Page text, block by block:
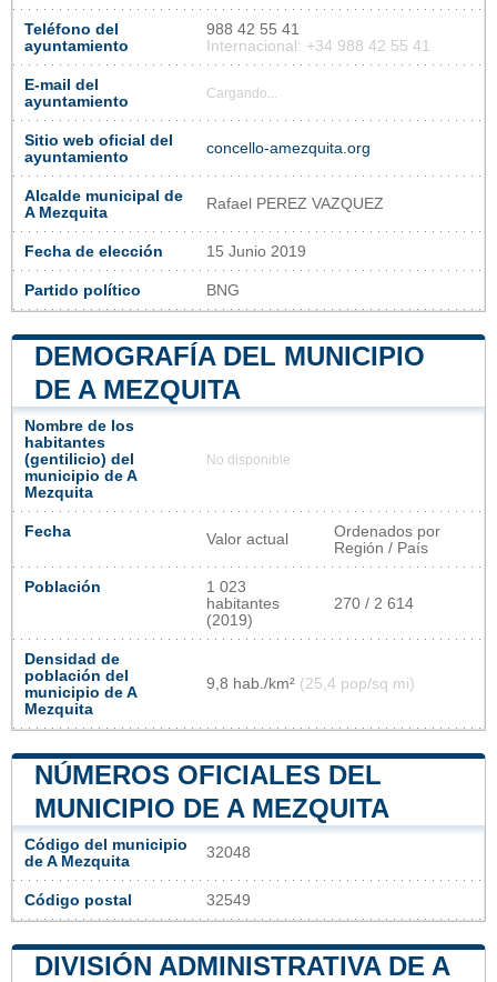
Teléfono del
ayuntamiento
988 42 55 41
Internacional: +34 988 42 55 41
E-mail del
ayuntamiento
Cargando...
Sitio web oficial del
ayuntamiento
concello-amezquita.org
Alcalde municipal de
A Mezquita
Rafael PEREZ VAZQUEZ
Fecha de elección 15 Junio 2019
Partido político BNG
DEMOGRAFÍA DEL MUNICIPIO
DE A MEZQUITA
Nombre de los
habitantes
(gentilicio) del
municipio de A
Mezquita
No disponible
Fecha Valor actual
Ordenados por
Región / País
Población
1 023
habitantes
(2019)
270 / 2 614
Densidad de
población del
municipio de A
Mezquita
9,8 hab./km² (25,4 pop/sq mi)
NÚMEROS OFICIALES DEL
MUNICIPIO DE A MEZQUITA
Código del municipio
de A Mezquita
32048
Código postal 32549
DIVISIÓN ADMINISTRATIVA DE A